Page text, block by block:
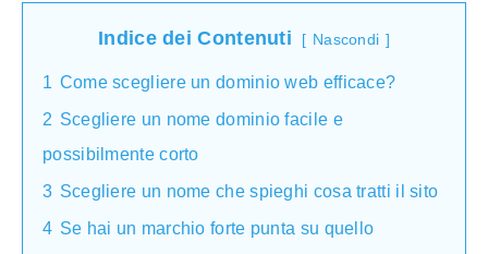
Indice dei Contenuti Nascondi
1 Come scegliere un dominio web efficace?
2 Scegliere un nome dominio facile e
possibilmente corto
3 Scegliere un nome che spieghi cosa tratti il sito
4 Se hai un marchio forte punta su quello